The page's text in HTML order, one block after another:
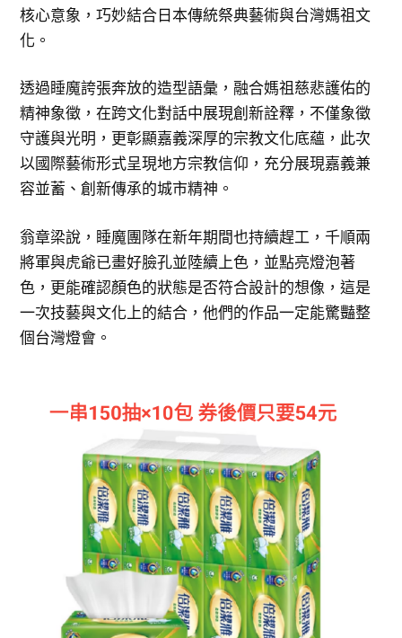
核心意象，巧妙結合日本傳統祭典藝術與台灣媽祖文
化。
透過睡魔誇張奔放的造型語彙，融合媽祖慈悲護佑的
精神象徵，在跨文化對話中展現創新詮釋，不僅象徵
守護與光明，更彰顯嘉義深厚的宗教文化底蘊，此次
以國際藝術形式呈現地方宗教信仰，充分展現嘉義兼
容並蓄、創新傳承的城市精神。
翁章梁說，睡魔團隊在新年期間也持續趕工，千順兩
將軍與虎爺已畫好臉孔並陸續上色，並點亮燈泡著
色，更能確認顏色的狀態是否符合設計的想像，這是
一次技藝與文化上的結合，他們的作品一定能驚豔整
個台灣燈會。